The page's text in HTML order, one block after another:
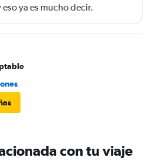
ya es mucho decir.
con tu viaje